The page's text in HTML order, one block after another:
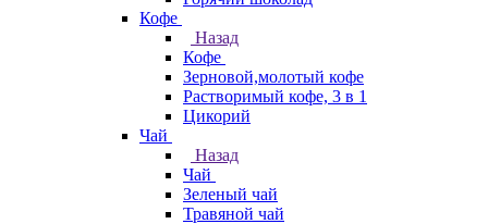
Кофе
Назад
Кофе
Зерновой,молотый кофе
Растворимый кофе, 3 в 1
Цикорий
Чай
Назад
Чай
Зеленый чай
Травяной чай